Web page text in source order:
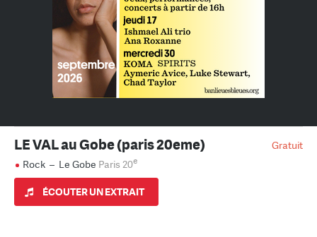
Gratuit
LE VAL au Gobe (paris 20eme)
Rock – Le Gobe Paris 20e
ÉCOUTER UN EXTRAIT